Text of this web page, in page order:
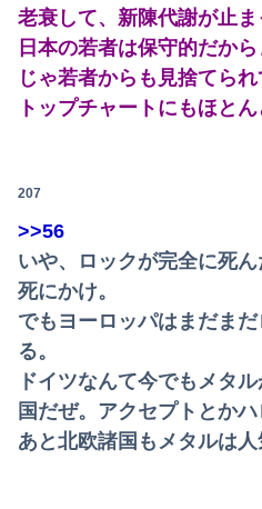
老衰して、新陳代謝が止
日本の若者は保守的だか
じゃ若者からも見捨てら
トップチャートにもほと
207
>>56
いや、ロックが完全に死
死にかけ。
でもヨーロッパはまだま
る。
ドイツなんて今でもメタ
国だぜ。アクセプトとかハ
あと北欧諸国もメタルは人